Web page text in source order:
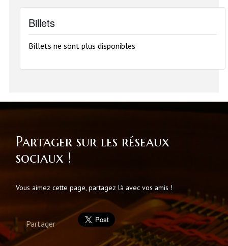
Billets
Billets ne sont plus disponibles
Partager sur les réseaux
sociaux !
Vous aimez cette page, partagez là avec vos amis !
Partager